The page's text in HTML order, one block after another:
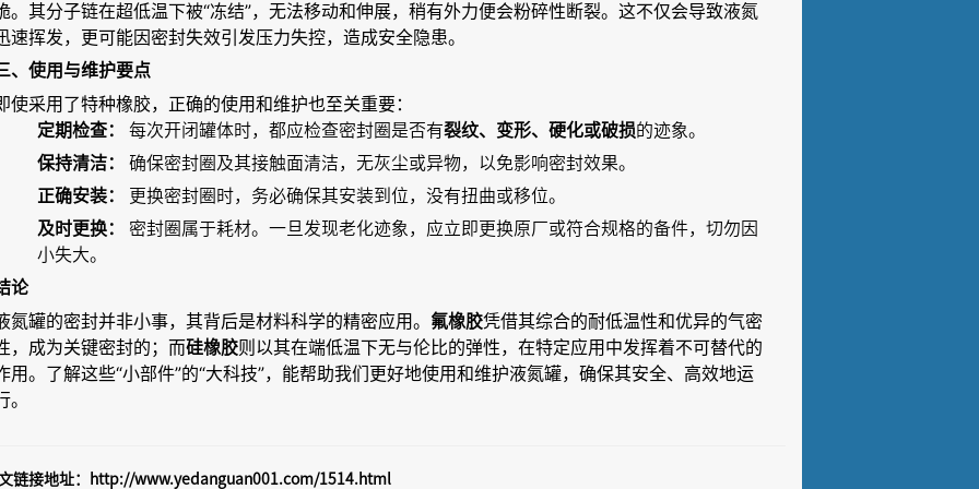
。其分子链在超低温下被“冻结”，无法移动和伸展，稍有外力便会粉碎性断裂。这不仅会导致液氮
速挥发，更可能因密封失效引发压力失控，造成安全隐患。
、使用与维护要点
使采用了特种橡胶，正确的使用和维护也至关重要：
定期检查： 每次开闭罐体时，都应检查密封圈是否有裂纹、变形、硬化或破损的迹象。
保持清洁：
确保密封圈及其接触面清洁，无灰尘或异物，以免影响密封效果。
正确安装：
更换密封圈时，务必确保其安装到位，没有扭曲或移位。
及时更换：
密封圈属于耗材。一旦发现老化迹象，应立即更换原厂或符合规格的备件，切勿因
小失大。
论
氮罐的密封并非小事，其背后是材料科学的精密应用。 氟橡胶凭借其综合的耐低温性和优异的气密
，成为关键密封的；而硅橡胶则以其在端低温下无与伦比的弹性，在特定应用中发挥着不可替代的
用。了解这些“小部件”的“大科技”，能帮助我们更好地使用和维护液氮罐，确保其安全、高效地运
。
链接地址： http://www.yedanguan001.com/1514.html